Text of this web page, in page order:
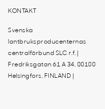
KONTAKT
Svenska
lantbruksproducenternas
centralförbund SLC r.f. |
Fredriksgatan 61 A 34, 00100
Helsingfors, FINLAND |